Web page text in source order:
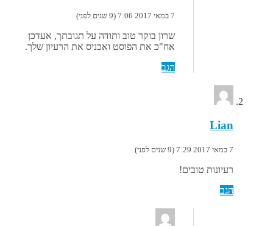
7 במאי 2017 7:06 (9 שנים לפני)
שרון בוקר טוב ותודה על תגובתך, אעדכן
אח"כ את הפוסט ואכניס את הרעיון שלך.
הגב
Lian
7 במאי 2017 7:29 (9 שנים לפני)
רעיונות טובים!
הגב